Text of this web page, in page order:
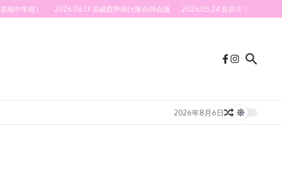
2026.06.13 瓜破西声掛け隊合同会議 2026.05.24 長原東 防災訓練(40号館＆社会
2026年8月6日